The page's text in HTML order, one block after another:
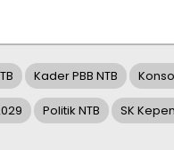
Kader PBB NTB
Politik NTB SK